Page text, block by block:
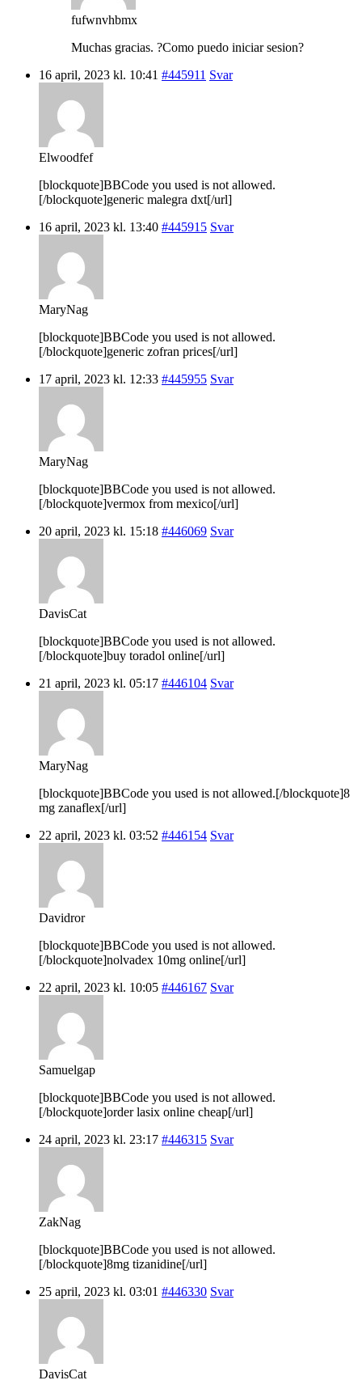
fufwnvhbmx
Muchas gracias. ?Como puedo iniciar sesion?
16 april, 2023 kl. 10:41 #445911 Svar
Elwoodfef
[blockquote]BBCode you used is not allowed.
[/blockquote]generic malegra dxt[/url]
16 april, 2023 kl. 13:40 #445915 Svar
MaryNag
[blockquote]BBCode you used is not allowed.
[/blockquote]generic zofran prices[/url]
17 april, 2023 kl. 12:33 #445955 Svar
MaryNag
[blockquote]BBCode you used is not allowed.
[/blockquote]vermox from mexico[/url]
20 april, 2023 kl. 15:18 #446069 Svar
DavisCat
[blockquote]BBCode you used is not allowed.
[/blockquote]buy toradol online[/url]
21 april, 2023 kl. 05:17 #446104 Svar
MaryNag
[blockquote]BBCode you used is not allowed.[/blockquote]8
mg zanaflex[/url]
22 april, 2023 kl. 03:52 #446154 Svar
Davidror
[blockquote]BBCode you used is not allowed.
[/blockquote]nolvadex 10mg online[/url]
22 april, 2023 kl. 10:05 #446167 Svar
Samuelgap
[blockquote]BBCode you used is not allowed.
[/blockquote]order lasix online cheap[/url]
24 april, 2023 kl. 23:17 #446315 Svar
ZakNag
[blockquote]BBCode you used is not allowed.
[/blockquote]8mg tizanidine[/url]
25 april, 2023 kl. 03:01 #446330 Svar
DavisCat